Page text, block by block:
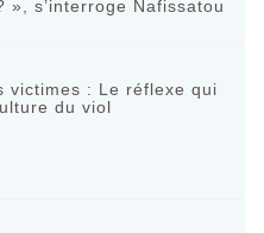
», s’interroge Nafissatou
victimes : Le réflexe qui
du viol